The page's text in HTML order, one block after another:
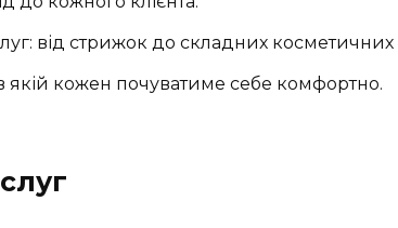
від стрижок до складних
якій кожен почуватиме себе комфортно.